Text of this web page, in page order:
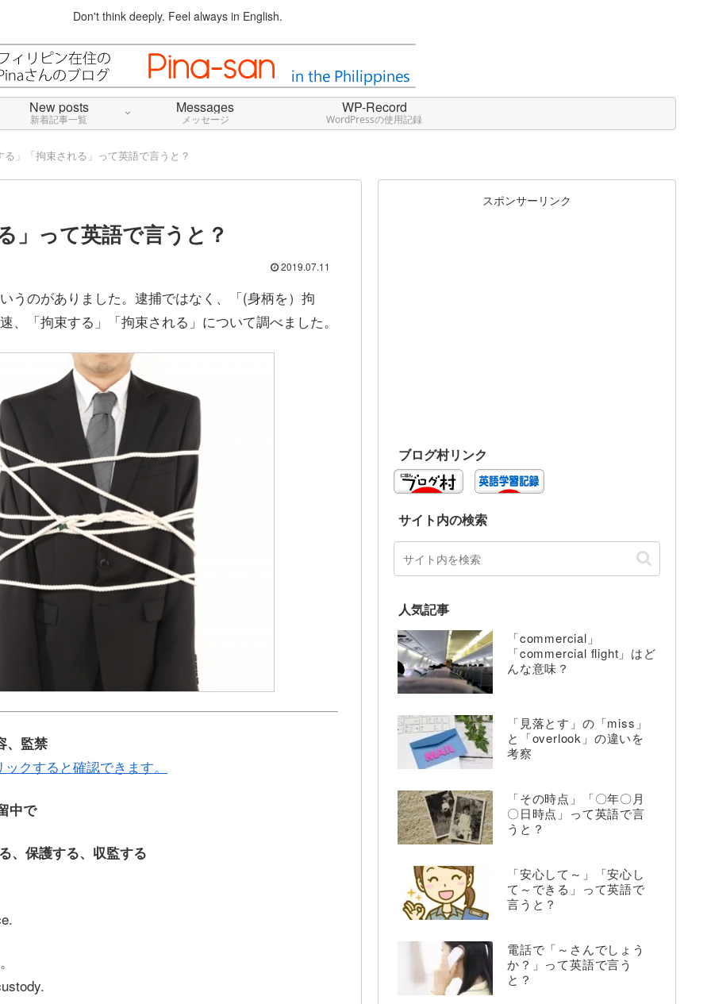
Don't think deeply. Feel always in English.
New posts
新着記事一覧
Messages
メッセージ
WP-Record
WordPressの使用記録
」「拘束される」って英語で言うと？
」って英語で言うと？
2019.07.11
うのがありました。逮捕ではなく、「(身柄を）拘
「拘束する」「拘束される」について調べました。
、監禁
クすると確認できます。
中で
、保護する、収監する
スポンサーリンク
ブログ村リンク
サイト内の検索
人気記事
「commercial」
「commercial flight」はど
んな意味？
「見落とす」の「miss」
と「overlook」の違いを
考察
「その時点」「〇年〇月
〇日時点」って英語で言
うと？
「安心して～」「安心し
て～できる」って英語で
言うと？
電話で「～さんでしょう
か？」って英語で言う
と？